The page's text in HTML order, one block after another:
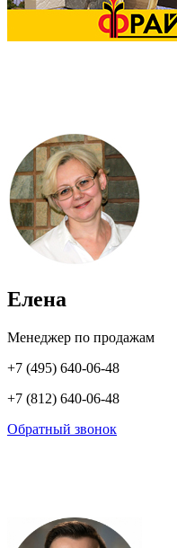
Елена
Менеджер по продажам
+7 (495) 640-06-48
+7 (812) 640-06-48
Обратный звонок